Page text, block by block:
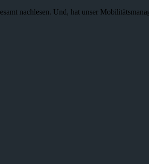
nachlesen. Und, hat unser